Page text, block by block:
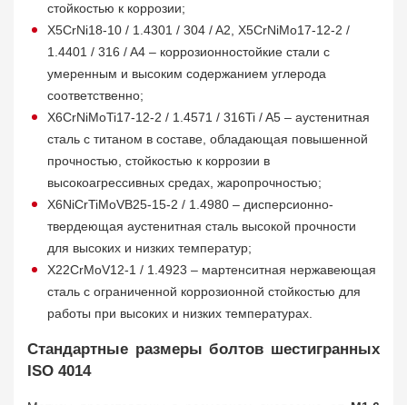
стойкостью к коррозии;
X5CrNi18-10 / 1.4301 / 304 / A2, X5CrNiMo17-12-2 /
1.4401 / 316 / A4 – коррозионностойкие стали с
умеренным и высоким содержанием углерода
соответственно;
X6CrNiMoTi17-12-2 / 1.4571 / 316Ti / A5 – аустенитная
сталь с титаном в составе, обладающая повышенной
прочностью, стойкостью к коррозии в
высокоагрессивных средах, жаропрочностью;
X6NiCrTiMoVB25-15-2 / 1.4980 – дисперсионно-
твердеющая аустенитная сталь высокой прочности
для высоких и низких температур;
X22CrMoV12-1 / 1.4923 – мартенситная нержавеющая
сталь с ограниченной коррозионной стойкостью для
работы при высоких и низких температурах.
Стандартные размеры болтов шестигранных
ISO 4014